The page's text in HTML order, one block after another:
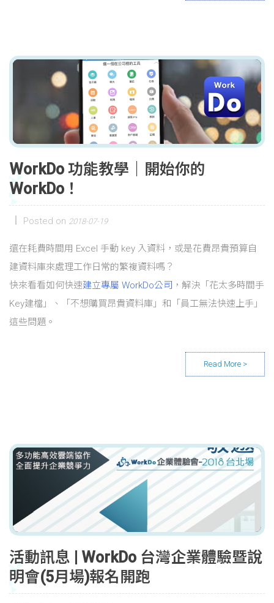
WorkDo 功能教學｜開始你的
WorkDo！
Posted on 2018-07-19
還在耗費時間用 Excel 手動 key 入資料，或是花費昂貴預算自
建資料庫來處理工作日常的繁複資料嗎？
快來看看如何快速建立專屬 WorkDo公司 ，解決「花太多時間手
Key建檔」、「不想購買昂貴資料庫」和「員工無法快速上手」
這些問題。
活動訊息 | WorkDo 台灣企業體驗暨說
明會(5月場)報名開跑